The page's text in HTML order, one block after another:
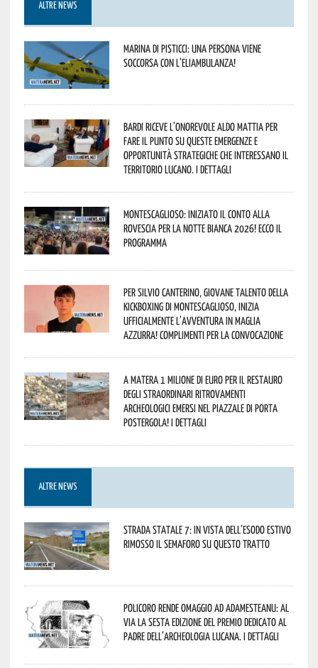
ALTRE NEWS
Marina di Pisticci: una persona viene
soccorsa con l’eliambulanza!
Bardi riceve l’onorevole Aldo Mattia per
fare il punto su queste emergenze e
opportunità strategiche che interessano il
territorio lucano. I dettagli
Montescaglioso: iniziato il conto alla
rovescia per la Notte Bianca 2026! Ecco il
programma
Per Silvio Canterino, giovane talento della
kickboxing di Montescaglioso, inizia
ufficialmente l’avventura in maglia
azzurra! Complimenti per la convocazione
A Matera 1 milione di euro per il restauro
degli straordinari ritrovamenti
archeologici emersi nel piazzale di Porta
Postergola! I dettagli
ALTRE NEWS
Strada statale 7: in vista dell’esodo estivo
rimosso il semaforo su questo tratto
Policoro rende omaggio ad Adamesteanu: al
via la sesta edizione del Premio dedicato al
padre dell’archeologia lucana. I dettagli